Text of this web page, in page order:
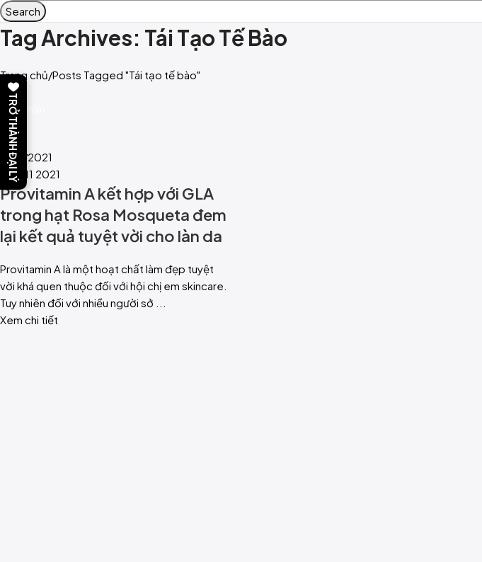
Search
Tag Archives: Tái Tạo Tế Bào
Trang chủ Posts Tagged "Tái tạo tế bào"
admin
0
Blog
17/11/2021
17 Th11 2021
Provitamin A kết hợp với GLA
trong hạt Rosa Mosqueta đem
lại kết quả tuyệt vời cho làn da
Provitamin A là một hoạt chất làm đẹp tuyệt
vời khá quen thuộc đối với hội chị em skincare.
Tuy nhiên đối với nhiều người sở ...
Xem chi tiết
TRỞ THÀNH ĐẠI LÝ